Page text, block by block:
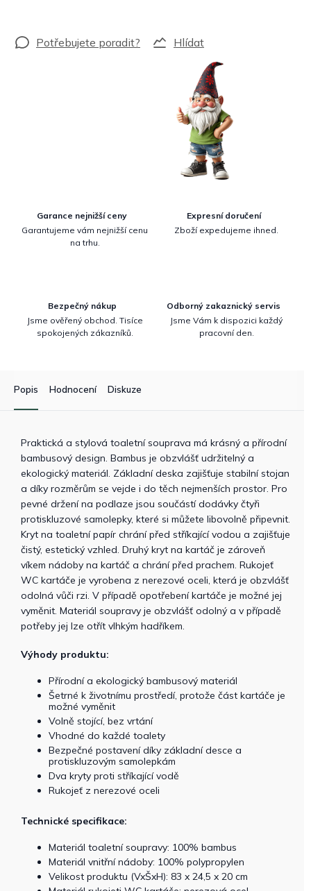
Hlídat
Garance nejnižší ceny
Garantujeme vám nejnižší cenu
na trhu.
Expresní doručení
Zboží expedujeme ihned.
Bezpečný nákup
Jsme ověřený obchod. Tisíce
spokojených zákazníků.
Odborný zakaznický servis
Jsme Vám k dispozici každý
pracovní den.
Popis Hodnocení Diskuze
Praktická a stylová toaletní souprava má krásný a přírodní
bambusový design. Bambus je obzvlášť udržitelný a
ekologický materiál. Základní deska zajišťuje stabilní stojan
a díky rozměrům se vejde i do těch nejmenších prostor. Pro
pevné držení na podlaze jsou součástí dodávky čtyři
protiskluzové samolepky, které si můžete libovolně připevnit.
Kryt na toaletní papír chrání před stříkající vodou a zajišťuje
čistý, estetický vzhled. Druhý kryt na kartáč je zároveň
víkem nádoby na kartáč a chrání před prachem. Rukojeť
WC kartáče je vyrobena z nerezové oceli, která je obzvlášť
odolná vůči rzi. V případě opotřebení kartáče je možné jej
vyměnit. Materiál soupravy je obzvlášť odolný a v případě
potřeby jej lze otřít vlhkým hadříkem.
Výhody produktu:
Přírodní a ekologický bambusový materiál
Šetrné k životnímu prostředí, protože část kartáče je
možné vyměnit
Volně stojící, bez vrtání
Vhodné do každé toalety
Bezpečné postavení díky základní desce a
protiskluzovým samolepkám
Dva kryty proti stříkající vodě
Rukojeť z nerezové oceli
Technické specifikace:
Materiál toaletní soupravy: 100% bambus
Materiál vnitřní nádoby: 100% polypropylen
Velikost produktu (VxŠxH): 83 x 24,5 x 20 cm